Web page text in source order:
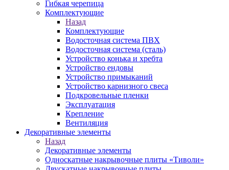
Гибкая черепица
Комплектующие
Назад
Комплектующие
Водосточная система ПВХ
Водосточная система (сталь)
Устройство конька и хребта
Устройство ендовы
Устройство примыканий
Устройство карнизного свеса
Подкровельные пленки
Эксплуатация
Крепление
Вентиляция
Декоративные элементы
Назад
Декоративные элементы
Односкатные накрывочные плиты «Тиволи»